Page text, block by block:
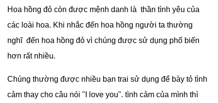
Hoa hồng đỏ còn được mệnh danh là thần tình yêu của
các loài hoa. Khi nhắc đến hoa hồng người ta thường
nghĩ đến hoa hồng đỏ vì chúng được sử dụng phổ biến
hơn rất nhiều.
Chúng thường được nhiều bạn trai sử dụng để bày tỏ tình
cảm thay cho câu nói "I love you". tình cảm của mình thì